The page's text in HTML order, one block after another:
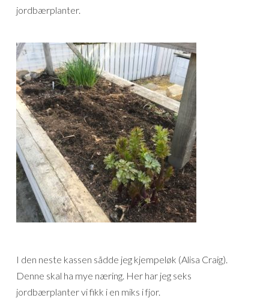
jordbærplanter.
I den neste kassen sådde jeg kjempeløk (Alisa Craig).
Denne skal ha mye næring. Her har jeg seks
jordbærplanter vi fikk i en miks i fjor.